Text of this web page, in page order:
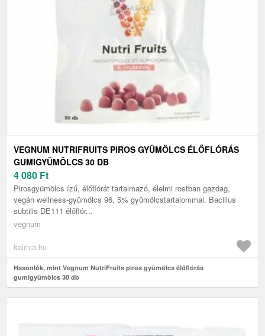
VEGNUM NUTRIFRUITS PIROS GYÜMÖLCS ÉLŐFLÓRÁS
GUMIGYÜMÖLCS 30 DB
4 080 Ft
Pirosgyümölcs ízű, élőflórát tartalmazó, élelmi rostban gazdag,
vegán wellness-gyümölcs 96, 5% gyümölcstartalommal. Bacillus
subtilis DE111 élőflór...
vegnum
kalmia.hu
Hasonlók, mint Vegnum NutriFruits piros gyümölcs élőflórás
gumigyümölcs 30 db